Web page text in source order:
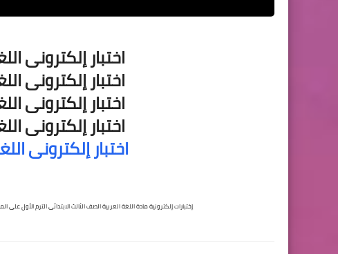
اختبار إلكترونى
اختبار إلكترونى
اختبار إلكترونى
اختبار إلكترونى
اختبار إلكترونى
إختبارات إلكترونية مادة اللغة العربية الصف الثالث الابتدائى الترم الأول